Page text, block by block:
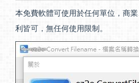
本免費軟體可使用於任何單位，商
利皆可，無任何使用限制。